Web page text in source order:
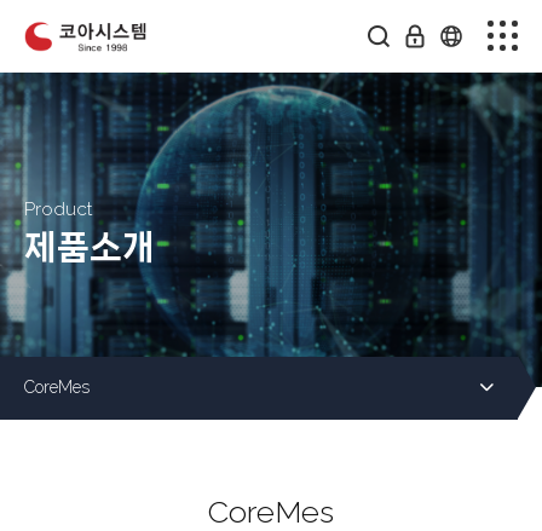
사업분야
제품소개
연구개발
커뮤니티
Product
제품소개
CoreMes
CoreMes